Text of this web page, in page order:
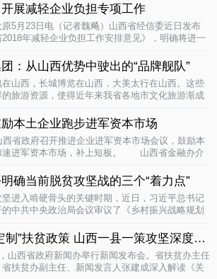
展减轻企业负担专项工作
原5月23日电（记者魏飚）山西省经信委近日发布
2018年减轻企业负担工作安排意见》，明确将进一
乱收...
：从山西优势中驶出的“品牌舰队”
山西，长城博览在山西，大美太行在山西。这些
旅游资源，使得近年来我省各地市文化旅游渐成
... 本土企业跑步进军资本市场
西省政府召开推进企业进军资本市场会议，鼓励本
速进军资本市场，补上短板。 山西省金融办介
确当前脱贫攻坚战的三个“着力点”
进入啃硬骨头的关键时期，近日，习近平总书记
的中共中央政治局会议审议了《乡村振兴战略规划
“量身定制”扶贫政策 山西一县一策攻坚深度贫困
山西省政府新闻办举行新闻发布会。省扶贫办主任
扶贫办副主任、新闻发言人张建成深入解读《关